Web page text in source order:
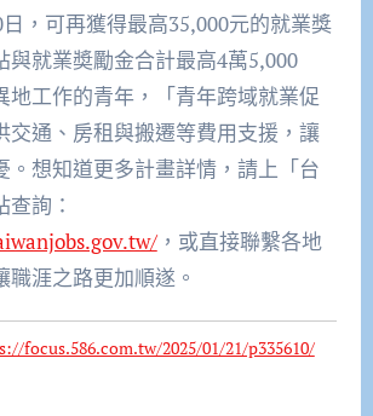
，可再獲得最高35,000元的就業獎
與就業奬勵金合計最高4萬5,000
地工作的青年，「青年跨域就業促
交通、房租與搬遷等費用支援，讓
。想知道更多計畫詳情，請上「台
詢：
，或直接聯繫各地
職涯之路更加順遂。
focus.586.com.tw/2025/01/21/p335610/